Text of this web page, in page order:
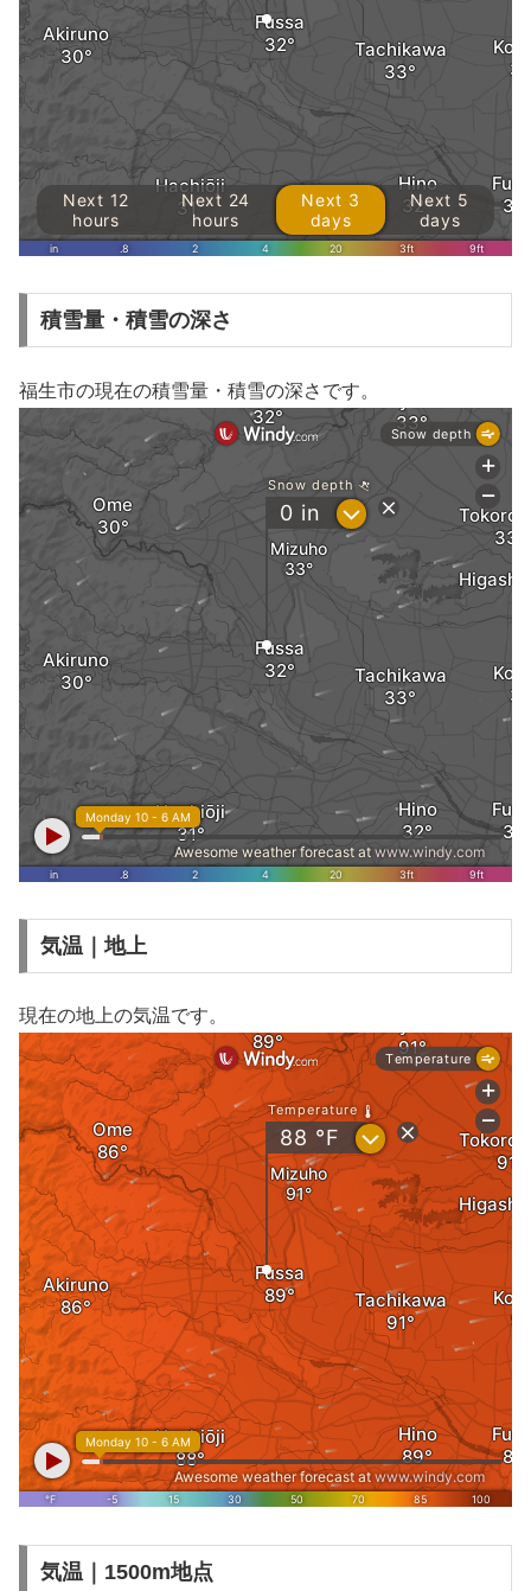
積雪量・積雪の深さ
福生市の現在の積雪量・積雪の深さです。
気温｜地上
現在の地上の気温です。
気温｜1500m地点